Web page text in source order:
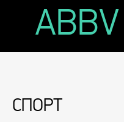
ABBV
СПОРТ